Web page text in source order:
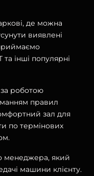
де можна
виявлені
та інші популярні
роботою
правил
зал для
по термінових
менеджера, який
машини клієнту.